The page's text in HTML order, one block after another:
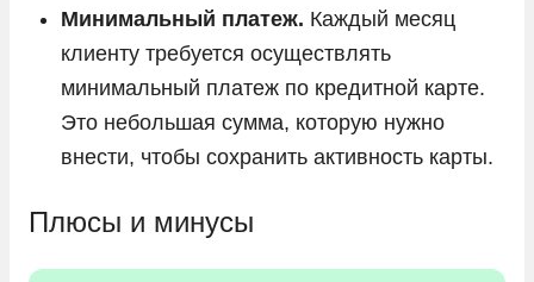
Минимальный платеж. Каждый месяц
клиенту требуется осуществлять
минимальный платеж по кредитной карте.
Это небольшая сумма, которую нужно
внести, чтобы сохранить активность карты.
Плюсы и минусы